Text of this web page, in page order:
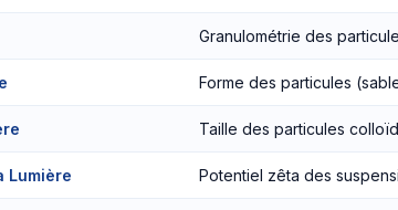
Granulométrie des
Forme des particules
Taille des particules
Lumière Potentiel zêta des